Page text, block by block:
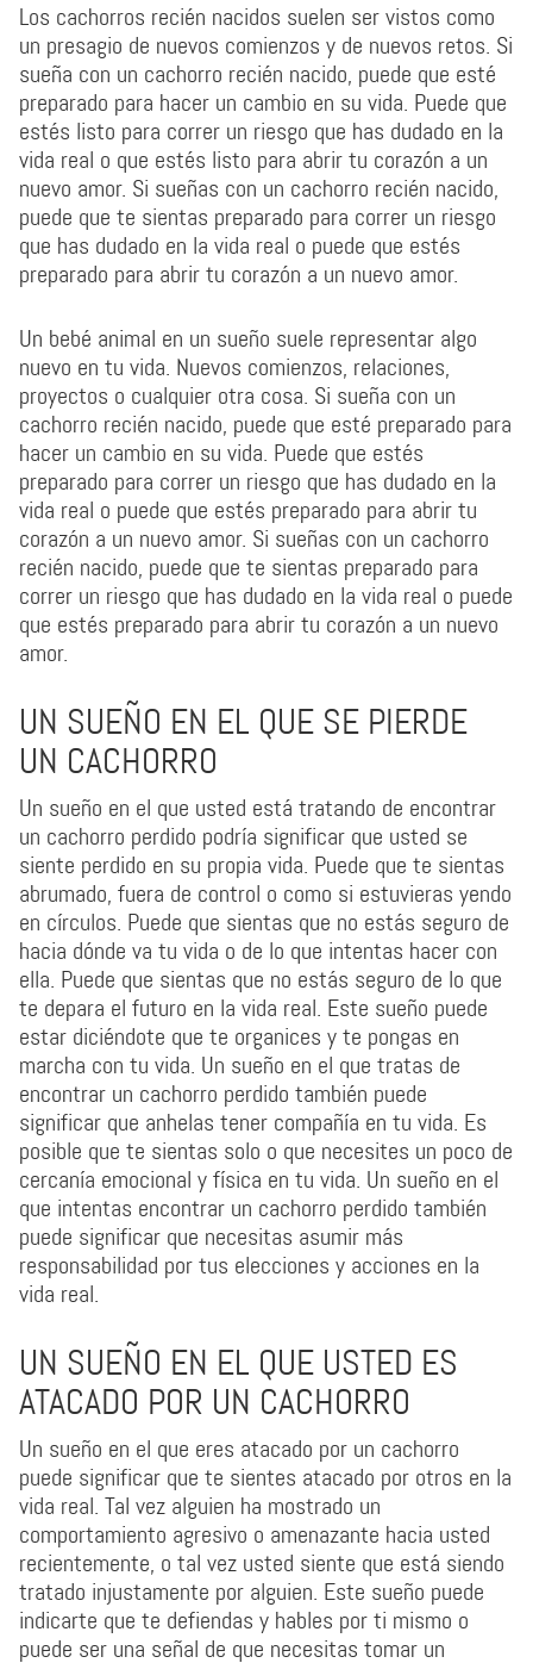
Los cachorros recién nacidos suelen ser vistos como
un presagio de nuevos comienzos y de nuevos retos. Si
sueña con un cachorro recién nacido, puede que esté
preparado para hacer un cambio en su vida. Puede que
estés listo para correr un riesgo que has dudado en la
vida real o que estés listo para abrir tu corazón a un
nuevo amor. Si sueñas con un cachorro recién nacido,
puede que te sientas preparado para correr un riesgo
que has dudado en la vida real o puede que estés
preparado para abrir tu corazón a un nuevo amor.
Un bebé animal en un sueño suele representar algo
nuevo en tu vida. Nuevos comienzos, relaciones,
proyectos o cualquier otra cosa. Si sueña con un
cachorro recién nacido, puede que esté preparado para
hacer un cambio en su vida. Puede que estés
preparado para correr un riesgo que has dudado en la
vida real o puede que estés preparado para abrir tu
corazón a un nuevo amor. Si sueñas con un cachorro
recién nacido, puede que te sientas preparado para
correr un riesgo que has dudado en la vida real o puede
que estés preparado para abrir tu corazón a un nuevo
amor.
UN SUEÑO EN EL QUE SE PIERDE
UN CACHORRO
Un sueño en el que usted está tratando de encontrar
un cachorro perdido podría significar que usted se
siente perdido en su propia vida. Puede que te sientas
abrumado, fuera de control o como si estuvieras yendo
en círculos. Puede que sientas que no estás seguro de
hacia dónde va tu vida o de lo que intentas hacer con
ella. Puede que sientas que no estás seguro de lo que
te depara el futuro en la vida real. Este sueño puede
estar diciéndote que te organices y te pongas en
marcha con tu vida. Un sueño en el que tratas de
encontrar un cachorro perdido también puede
significar que anhelas tener compañía en tu vida. Es
posible que te sientas solo o que necesites un poco de
cercanía emocional y física en tu vida. Un sueño en el
que intentas encontrar un cachorro perdido también
puede significar que necesitas asumir más
responsabilidad por tus elecciones y acciones en la
vida real.
UN SUEÑO EN EL QUE USTED ES
ATACADO POR UN CACHORRO
Un sueño en el que eres atacado por un cachorro
puede significar que te sientes atacado por otros en la
vida real. Tal vez alguien ha mostrado un
comportamiento agresivo o amenazante hacia usted
recientemente, o tal vez usted siente que está siendo
tratado injustamente por alguien. Este sueño puede
indicarte que te defiendas y hables por ti mismo o
puede ser una señal de que necesitas tomar un